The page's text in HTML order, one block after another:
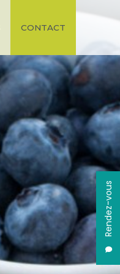
Rendez-vous
CONTACT